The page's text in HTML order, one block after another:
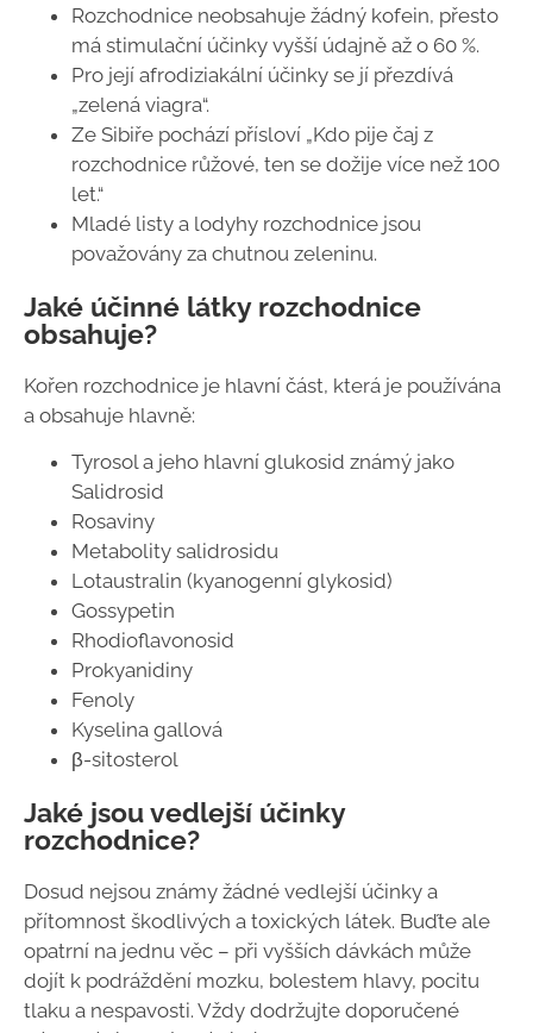
Rozchodnice neobsahuje žádný kofein, přesto
má stimulační účinky vyšší údajně až o 60 %.
Pro její afrodiziakální účinky se jí přezdívá
„zelená viagra“.
Ze Sibiře pochází přísloví „Kdo pije čaj z
rozchodnice růžové, ten se dožije více než 100
let.“
Mladé listy a lodyhy rozchodnice jsou
považovány za chutnou zeleninu.
Jaké účinné látky rozchodnice
obsahuje?
Kořen rozchodnice je hlavní část, která je používána
a obsahuje hlavně:
Tyrosol a jeho hlavní glukosid známý jako
Salidrosid
Rosaviny
Metabolity salidrosidu
Lotaustralin (kyanogenní glykosid)
Gossypetin
Rhodioflavonosid
Prokyanidiny
Fenoly
Kyselina gallová
β-sitosterol
Jaké jsou vedlejší účinky
rozchodnice?
Dosud nejsou známy žádné vedlejší účinky a
přítomnost škodlivých a toxických látek. Buďte ale
opatrní na jednu věc – při vyšších dávkách může
dojít k podráždění mozku, bolestem hlavy, pocitu
tlaku a nespavosti. Vždy dodržujte doporučené